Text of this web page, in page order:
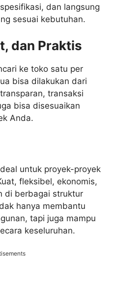
dan langsung
sesuai kebutuhan.
dan Praktis
ke toko satu per
bisa dilakukan dari
transaksi
bisa disesuaikan
Anda.
untuk proyek-proyek
fleksibel, ekonomis,
di berbagai struktur
hanya membantu
tapi juga mampu
keseluruhan.